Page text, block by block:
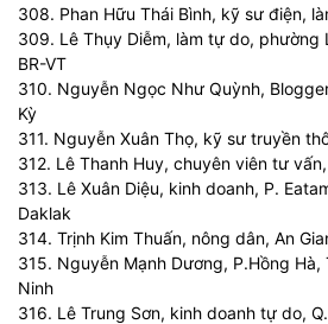
308. Phan Hữu Thái Bình, kỹ sư điện,
309. Lê Thụy Diễm, làm tự do, phường
BR-VT
310. Nguyễn Ngọc Như Quỳnh,
Kỳ
311. Nguyễn Xuân Thọ, kỹ sư truyền
312. Lê Thanh Huy, chuyên viên tư
313. Lê Xuân Diệu, kinh doanh, P.
Daklak
314. Trịnh Kim Thuấn, nông dân, An
315. Nguyễn Mạnh Dương, P.Hồng Hà,
Ninh
316. Lê Trung Sơn, kinh doanh tự do,